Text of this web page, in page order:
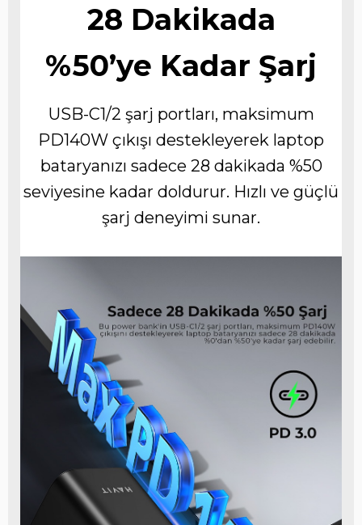
28 Dakikada
%50’ye Kadar Şarj
USB-C1/2 şarj portları, maksimum
PD140W çıkışı destekleyerek laptop
bataryanızı sadece 28 dakikada %50
seviyesine kadar doldurur. Hızlı ve güçlü
şarj deneyimi sunar.